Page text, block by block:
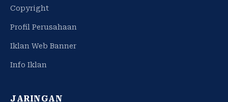
Copyright
Profil Perusahaan
Iklan Web Banner
Info Iklan
JARINGAN